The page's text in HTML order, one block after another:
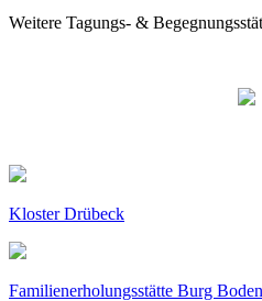
Weitere Tagungs- &
Kloster Drübeck
Familienerholungsstätte Burg